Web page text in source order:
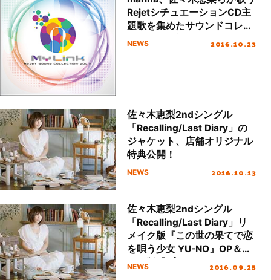
RejetシチュエーションCD主
題歌を集めたサウンドコレク
ション、待望の第三弾が登
NEWS 2016.10.23
佐々木恵梨2ndシングル
「Recalling/Last Diary」の
ジャケット、店舗オリジナル
特典公開！
NEWS 2016.10.13
佐々木恵梨2ndシングル
「Recalling/Last Diary」リ
メイク版『この世の果てで恋
を唄う少女 YU-NO』OP＆ゲ
ーム版『プラスティック・メ
NEWS 2016.09.25